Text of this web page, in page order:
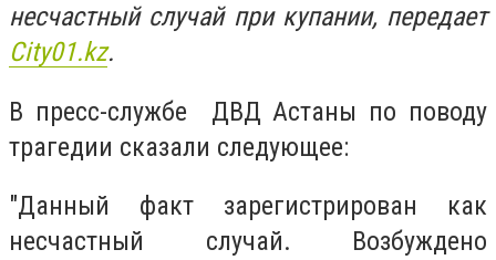
несчастный случай при купании, передает
Сity01.kz.
В пресс-службе ДВД Астаны по поводу
трагедии сказали следующее:
"Данный факт зарегистрирован как
несчастный случай. Возбуждено